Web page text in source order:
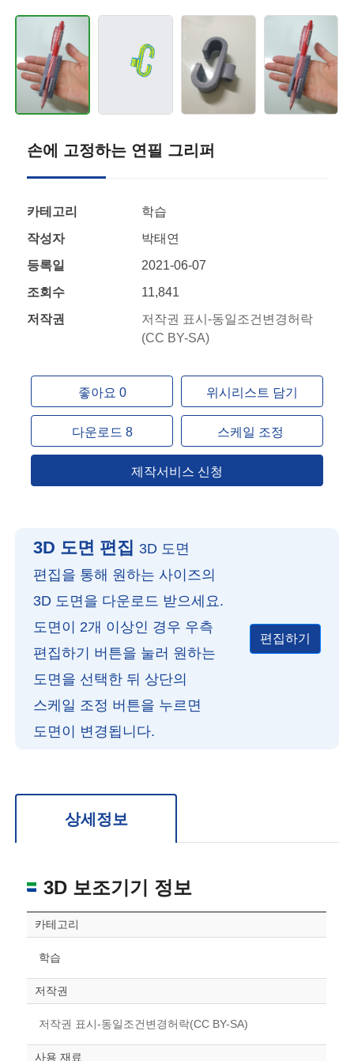
손에 고정하는 연필 그리퍼
카테고리
학습
작성자
박태연
등록일
2021-06-07
조회수
11,841
저작권
저작권 표시-동일조건변경허락
(CC BY-SA)
좋아요 0 위시리스트 담기
다운로드 8 스케일 조정
제작서비스 신청
3D 도면 편집 3D 도면
편집을 통해 원하는 사이즈의
3D 도면을 다운로드 받으세요.
도면이 2개 이상인 경우 우측
편집하기 버튼을 눌러 원하는
도면을 선택한 뒤 상단의
스케일 조정 버튼을 누르면
도면이 변경됩니다.
편집하기
위치 이동: 우측 드래그
상세정보
3D 보조기기 정보
카테고리
학습
저작권
저작권 표시-동일조건변경허락(CC BY-SA)
사용 재료